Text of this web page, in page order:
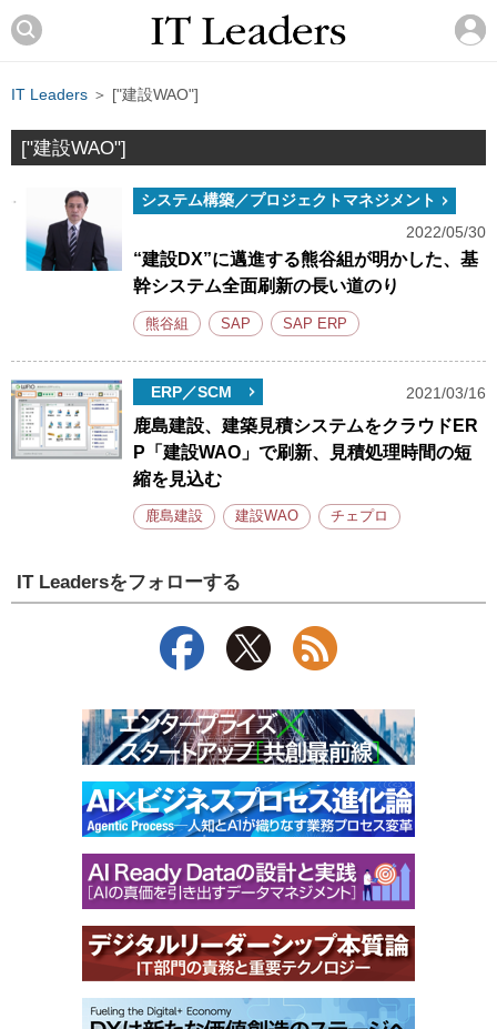
IT Leaders ＞ ["建設WAO"]
["建設WAO"]
システム構築／プロジェクトマネジメント
2022/05/30
“建設DX”に邁進する熊谷組が明かした、基
幹システム全面刷新の長い道のり
熊谷組 SAP SAP ERP
ERP／SCM 2021/03/16
鹿島建設、建築見積システムをクラウドER
P「建設WAO」で刷新、見積処理時間の短
縮を見込む
鹿島建設 建設WAO チェプロ
IT Leadersをフォローする